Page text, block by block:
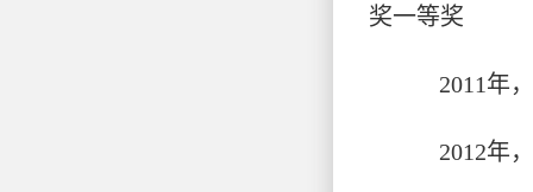
奖一等奖
2011年
2012年